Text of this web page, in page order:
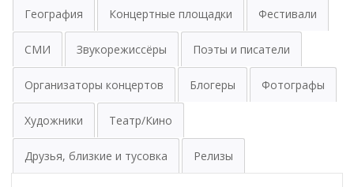
География Концертные площадки Фестивали
СМИ Звукорежиссёры Поэты и писатели
Организаторы концертов Блогеры Фотографы
Художники Театр/Кино
Друзья, близкие и тусовка Релизы